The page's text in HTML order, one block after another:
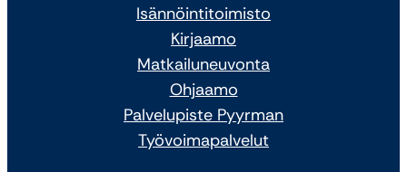
Isännöintitoimisto
Kirjaamo
Matkailuneuvonta
Ohjaamo
Palvelupiste Pyyrman
Työvoimapalvelut